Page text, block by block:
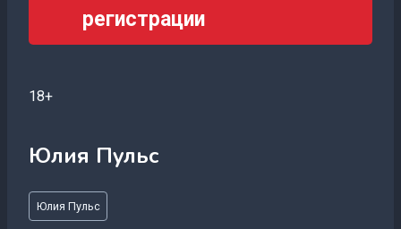
регистрации
18+
Юлия Пульс
Метки
записи:
Юлия Пульс